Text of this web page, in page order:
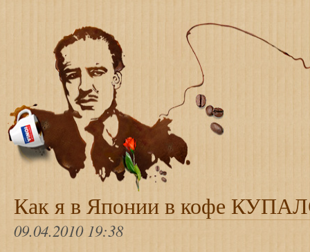
Как я в Японии в кофе
09.04.2010 19:38